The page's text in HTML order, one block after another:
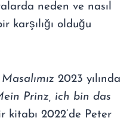
neden ve nasıl
karşılığı olduğu
2023 yılında
Prinz, ich bin das
kitabı 2022’de Peter